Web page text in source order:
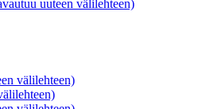
uuteen välilehteen)
välilehteen)